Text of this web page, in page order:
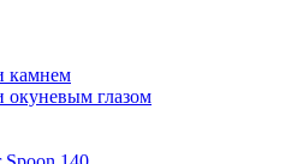
камнем
окуневым глазом